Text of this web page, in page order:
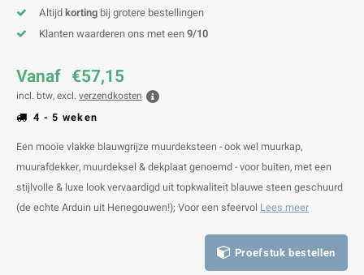
Altijdkorting bij grotere bestellingen
Klanten waarderen ons met een9/10
Vanaf €57,15
incl. btw, excl. verzendkosten
4 - 5 weken
Een mooie vlakke blauwgrijze muurdeksteen - ook wel muurkap,
muurafdekker, muurdeksel & dekplaat genoemd - voor buiten, met een
stijlvolle & luxe look vervaardigd uit topkwaliteit blauwe steen geschuurd
(de echte Arduin uit Henegouwen!); Voor een sfeervol Lees meer
Proefstuk bestellen